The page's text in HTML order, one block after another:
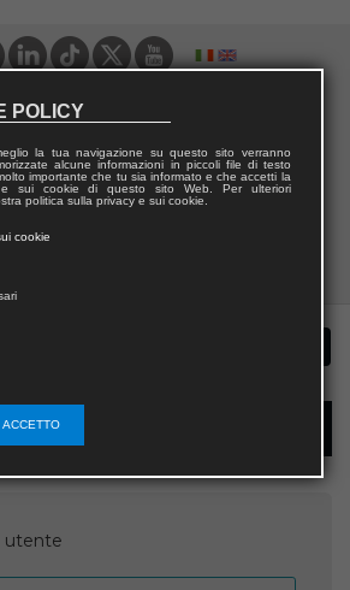
utente
POLICY
la tua navigazione su questo sito verranno
alcune informazioni in piccoli file di testo
importante che tu sia informato e che accetti la
e sui cookie di questo sito Web. Per ulteriori
politica sulla privacy e sui cookie.
cookie